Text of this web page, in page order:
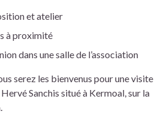
et atelier
à proximité
dans une salle de l’association
serez les bienvenus pour une visite
Sanchis situé à Kermoal, sur la